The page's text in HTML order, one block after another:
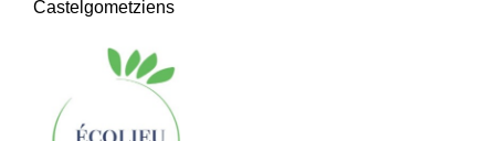
Castelgometziens